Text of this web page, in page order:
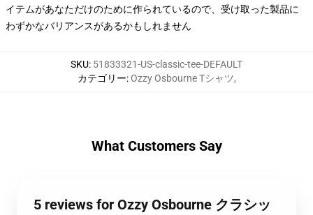
イテムがあなただけのために作られているので、受け取った製品に
わずかなバリアンスがあるかもしれません
SKU: 51833321-US-classic-tee-DEFAULT
カテゴリー:Ozzy Osbourne Tシャツ,
What Customers Say
5 reviews for Ozzy Osbourne クラシッ